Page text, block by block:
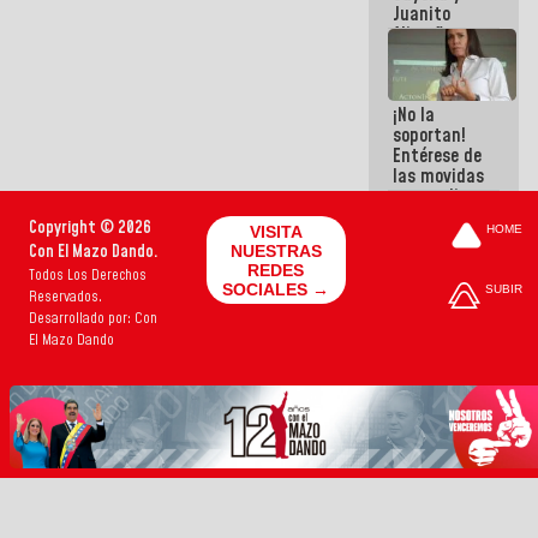
Juanito
Alimaña son
harina del
mismo
costal
¡No la
soportan!
Entérese de
las movidas
que realizan
cómplices
sacudírsela
Copyright © 2026
Con El Mazo Dando.
Todos Los Derechos
Reservados.
Desarrollado por: Con
El Mazo Dando
VISITA
NUESTRAS
REDES
SOCIALES →
HOME
SUBIR